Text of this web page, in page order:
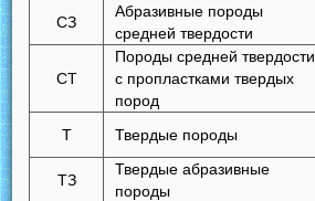
СЗ
Абразивные породы
средней твердости
СТ
Породы средней твердости
с пропластками твердых
пород
Т Твердые породы
ТЗ
Твердые абразивные
породы